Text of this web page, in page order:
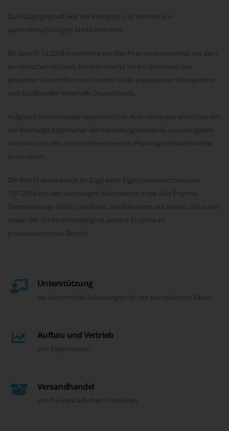
Das Hauptgeschäft war der Reimport und Vertrieb von
apothekenpflichtigen Medikamenten.
Bis zum 31.12.2018 importierte die Abis Pharma Arzneimittel aus dem
europäischen Ausland, konfektionierte Sie entsprechend den
geltenden Vorschriften und vetrieb Sie als zugelassener Reimporteur
und Großhändler innerhalb Deutschlands.
Aufgrund zunehmender regulatorischer Anforderungen entschied sich
der ehemalige Eigentümer die Herstellungserlaubnis zurückzugeben
und nur noch den Unternehmensbereich Pharmagroßhandel weiter
zu forcieren.
Die Abis Pharma wurde im Zuge eines Eigentümerwechsels zum
1.07.2019 von den ehemaligen Mitarbeitern in die Abis Pharma
Dienstleistungs GmbH überführt und fokussiert seit diesem Zeitpunkt
neben der Großhandelstätigkeit weitere Projekte im
pharmazeutischen Bereich.
Unterstützung
bei Arzneimittel-Zulassungen für den europäischen Raum
Aufbau und Vertrieb
von Eigenmarken
Versandhandel
von frei verkäuflichen Produkten